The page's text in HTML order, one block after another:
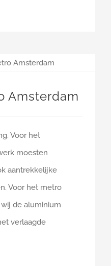
Amsterdam
Voor het
moesten
aantrekkelijke
Voor het metro
wij de aluminium
verlaagde